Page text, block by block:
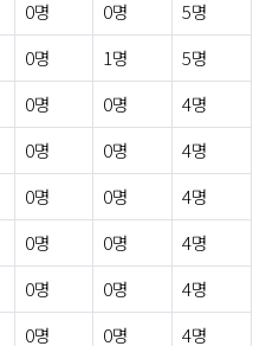
0명 0명
5명
0명 1명
5명
0명 0명
4명
0명 0명
4명
0명 0명
4명
0명 0명
4명
0명 0명
4명
0명 0명
4명